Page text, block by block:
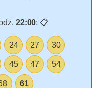
22:00: 📋
24 27 30
45 47 54
61